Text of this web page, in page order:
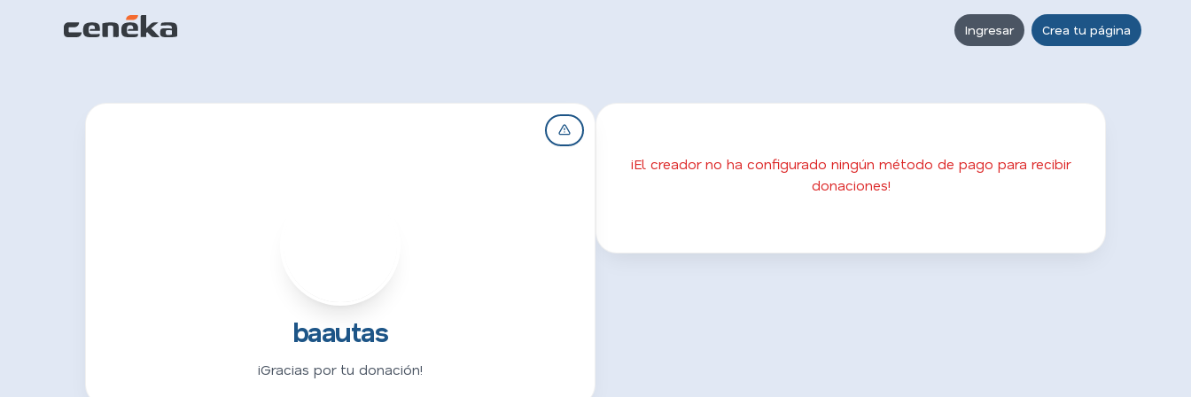
Ingresar Crea tu página
baautas
¡Gracias por tu donación!
¡El creador no ha configurado ningún método de pago para recibir
donaciones!